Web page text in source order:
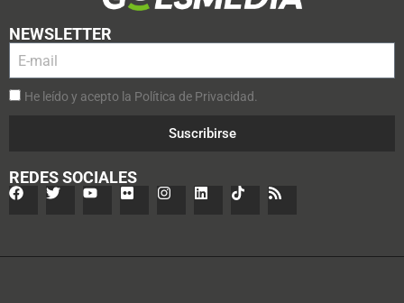
NEWSLETTER
He leído y acepto la Política de Privacidad.
Suscribirse
REDES SOCIALES